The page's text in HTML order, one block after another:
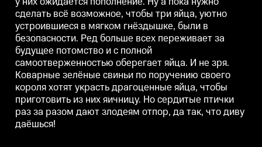
зелёные свиньи по поручению
своего короля хотят украсть
драгоценные яйца, чтобы
приготовить из них яичницу. Но
сердитые птички раз за разом
дают злодеям отпор, да так, что
диву даёшься!
зелёные свиньи по поручению
своего короля хотят украсть
драгоценные яйца, чтобы
приготовить из них яичницу. Но
сердитые птички раз за разом
дают злодеям отпор, да так, что
диву даёшься!
сделать всё возможное, чтобы три яйца, уютно
устроившиеся в мягком гнёздышке, были в
безопасности. Ред больше всех переживает за
будущее потомство и с полной
самоотверженностью оберегает яйца. И не зря.
Коварные зелёные свиньи по поручению своего
короля хотят украсть драгоценные яйца, чтобы
приготовить из них яичницу. Но сердитые птички
раз за разом дают злодеям отпор, да так, что диву
даёшься!